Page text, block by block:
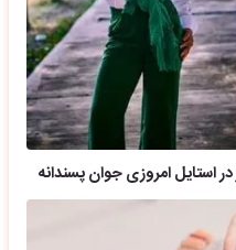
استایل امروزی جوان پسندانه